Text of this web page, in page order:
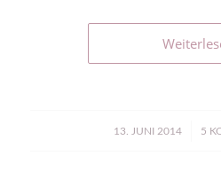
13. JUNI 2014
/ 5